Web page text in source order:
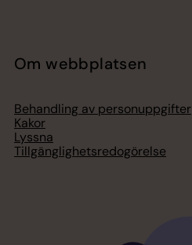
Om webbplatsen
Behandling av personuppgifter
Kakor
Lyssna
Tillgänglighetsredogörelse